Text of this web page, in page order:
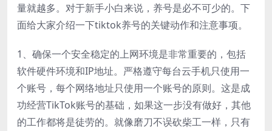
量就越多。对于新手小白来说，养号是必不可少的。下
面给大家介绍一下tiktok养号的关键动作和注意事项。
1、确保一个安全稳定的上网环境是非常重要的，包括
软件硬件环境和IP地址。严格遵守每台云手机只使用一
个账号，每个网络地址只使用一个账号的原则。这是成
功经营TikTok账号的基础，如果这一步没有做好，其他
的工作都将是徒劳的。就像磨刀不误砍柴工一样，只有